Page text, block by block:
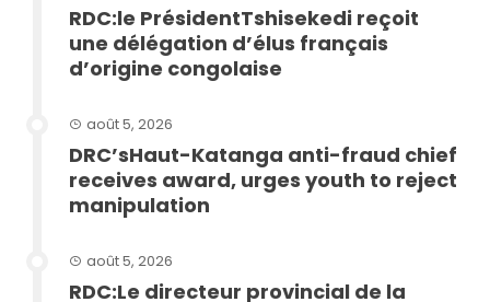
RDC:le PrésidentTshisekedi reçoit
une délégation d’élus français
d’origine congolaise
août 5, 2026
DRC’sHaut-Katanga anti-fraud chief
receives award, urges youth to reject
manipulation
août 5, 2026
RDC:Le directeur provincial de la